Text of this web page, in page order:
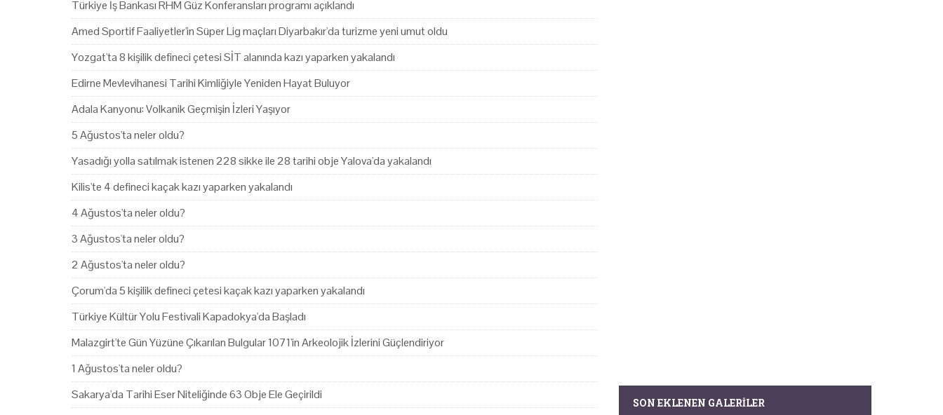
Türkiye İş Bankası RHM Güz Konferansları programı açıklandı
Amed Sportif Faaliyetler'in Süper Lig maçları Diyarbakır'da turizme yeni umut oldu
Yozgat'ta 8 kişilik defineci çetesi SİT alanında kazı yaparken yakalandı
Edirne Mevlevihanesi Tarihi Kimliğiyle Yeniden Hayat Buluyor
Adala Kanyonu: Volkanik Geçmişin İzleri Yaşıyor
5 Ağustos'ta neler oldu?
Yasadığı yolla satılmak istenen 228 sikke ile 28 tarihi obje Yalova'da yakalandı
Kilis'te 4 defineci kaçak kazı yaparken yakalandı
4 Ağustos'ta neler oldu?
3 Ağustos'ta neler oldu?
2 Ağustos'ta neler oldu?
Çorum'da 5 kişilik defineci çetesi kaçak kazı yaparken yakalandı
Türkiye Kültür Yolu Festivali Kapadokya'da Başladı
Malazgirt'te Gün Yüzüne Çıkarılan Bulgular 1071'in Arkeolojik İzlerini Güçlendiriyor
1 Ağustos'ta neler oldu?
Sakarya'da Tarihi Eser Niteliğinde 63 Obje Ele Geçirildi
SON EKLENEN GALERILER